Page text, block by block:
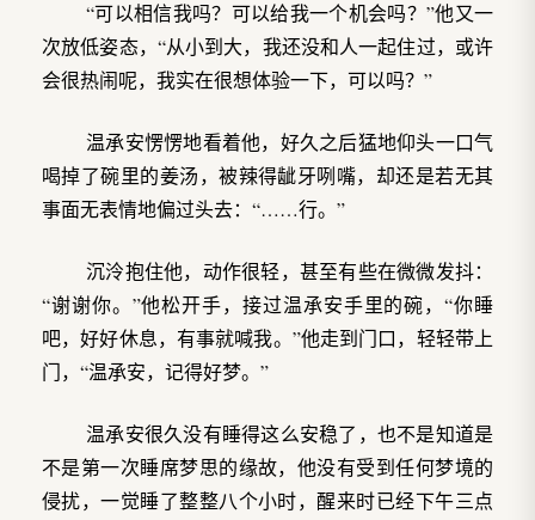
“可以相信我吗？可以给我一个机会吗？”他又一
次放低姿态，“从小到大，我还没和人一起住过，或许
会很热闹呢，我实在很想体验一下，可以吗？”
温承安愣愣地看着他，好久之后猛地仰头一口气
喝掉了碗里的姜汤，被辣得龇牙咧嘴，却还是若无其
事面无表情地偏过头去：“……行。”
沉泠抱住他，动作很轻，甚至有些在微微发抖：
“谢谢你。”他松开手，接过温承安手里的碗，“你睡
吧，好好休息，有事就喊我。”他走到门口，轻轻带上
门，“温承安，记得好梦。”
温承安很久没有睡得这么安稳了，也不是知道是
不是第一次睡席梦思的缘故，他没有受到任何梦境的
侵扰，一觉睡了整整八个小时，醒来时已经下午三点